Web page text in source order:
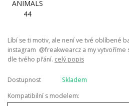
Líbí se ti motiv, ale není ve tvé oblíbené
instagram @freakwearcz a my
dle tvého přání. celý popis
Dostupnost
Skladem
Kompatibilní s modelem: